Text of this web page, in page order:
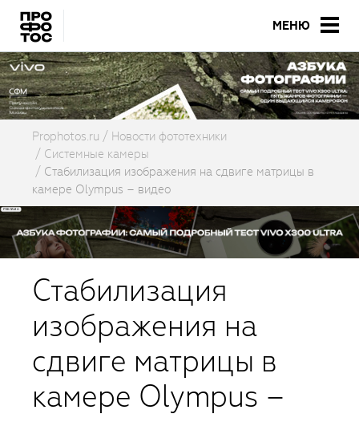
МЕНЮ
Prophotos.ru
Новости фототехники
Системные камеры
Стабилизация изображения на сдвиге матрицы в
камере Olympus – видео
Стабилизация
изображения на
сдвиге матрицы в
камере Olympus –